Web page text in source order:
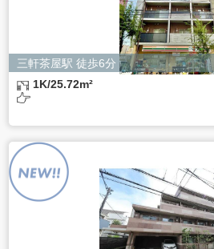
株式会社バレッグス 個人情報問合
住所 東京都目黒区鷹番2-5-21
電話 03-3794-1115
お問合せメールアドレス
受付時間：平日10：30～17：00 ※
よるものです。
ただし、必要な項目をいただけな
きない場合があります。
三軒茶屋駅 徒歩6分
1K/25.72m²